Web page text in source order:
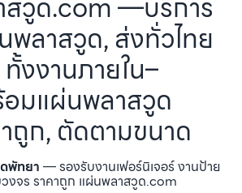
พลาสวูด, ส่งทั่วไทย
งงานภายใน–
มแผ่นพลาสวูด
ถูก, ตัดตามขนาด
พัทยา — รองรับงานเฟอร์นิเจอร์ งานป้าย
งจร ราคาถูก แผ่นพลาสวูด.com